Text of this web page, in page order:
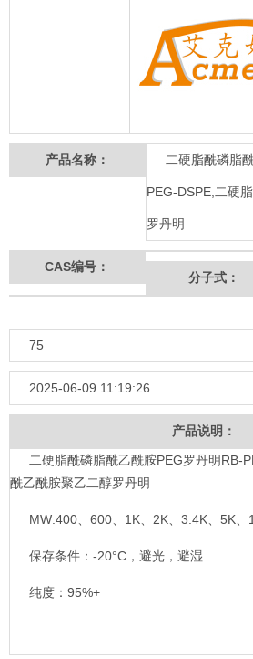
产品名称： 二硬脂酰磷脂
PEG-DSPE,二硬
罗丹明
CAS编号：
分子式：
75
2025-06-09 11:19:26
产品说明：
二硬脂酰磷脂酰乙酰胺PEG罗丹明RB-
酰乙酰胺聚乙二醇罗丹明
MW:400、600、1K、2K、3.4K、5K、
保存条件：-20°C，避光，避湿
纯度：95%+